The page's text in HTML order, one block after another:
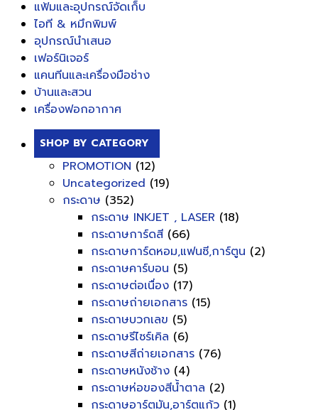
แฟ้มและอุปกรณ์จัดเก็บ
ไอที & หมึกพิมพ์
อุปกรณ์นำเสนอ
เฟอร์นิเจอร์
แคนทีนและเครื่องมือช่าง
บ้านและสวน
เครื่องฟอกอากาศ
SHOP BY CATEGORY
PROMOTION (12)
Uncategorized (19)
กระดาษ (352)
กระดาษ INKJET , LASER (18)
กระดาษการ์ดสี (66)
กระดาษการ์ดหอม,แฟนซี,การ์ตูน (2)
กระดาษคาร์บอน (5)
กระดาษต่อเนื่อง (17)
กระดาษถ่ายเอกสาร (15)
กระดาษบวกเลข (5)
กระดาษรีไซร์เคิล (6)
กระดาษสีถ่ายเอกสาร (76)
กระดาษหนังช้าง (4)
กระดาษห่อของสีน้ำตาล (2)
กระดาษอาร์ตมัน,อาร์ตแก้ว (1)